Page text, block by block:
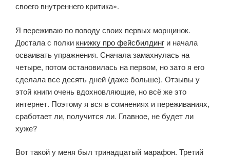
своего внутреннего критика».
Я переживаю по поводу своих первых морщинок.
Достала с полки книжку про фейсбилдинг и начала
осваивать упражнения. Сначала замахнулась на
четыре, потом остановилась на первом, но зато я его
сделала все десять дней (даже больше). Отзывы у
этой книги очень вдохновляющие, но всё же это
интернет. Поэтому я вся в сомнениях и переживаниях,
сработает ли, получится ли. Главное, не будет ли
хуже?
Вот такой у меня был тринадцатый марафон. Третий